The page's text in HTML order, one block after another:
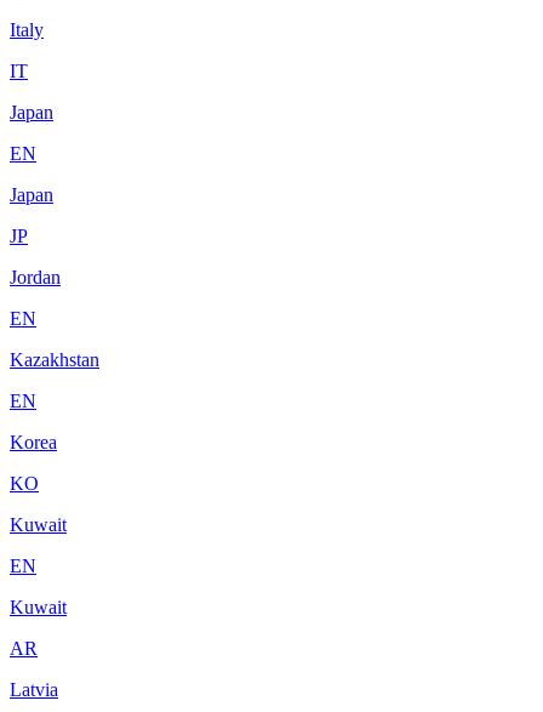
Italy
IT
Japan
EN
Japan
JP
Jordan
EN
Kazakhstan
EN
Korea
KO
Kuwait
EN
Kuwait
AR
Latvia